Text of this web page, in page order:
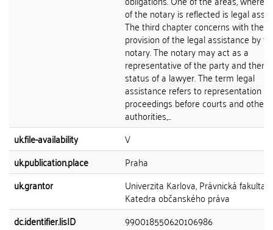
of the notary is reflected is legal
The third chapter concerns with the
provision of the legal assistance by
notary. The notary may act as a
representative of the party and then
status of a lawyer. The term legal
assistance refers to representation
proceedings before courts and other
authorities,...
uk.file-availability
V
uk.publication.place
Praha
uk.grantor
Univerzita Karlova, Právnická fakulta,
Katedra občanského práva
dc.identifier.lisID
990018550620106986